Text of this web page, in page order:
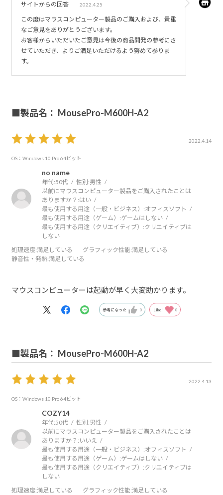
サイトからの回答 2022.4.25
この度はマウスコンピューター製品のご購入および、貴重
なご意見をありがとうございます。
お客様からいただいたご意見は今後の商品開発の参考にさ
せていただき、よりご満足いただけるよう努めて参りま
す。
■製品名： MousePro-M600H-A2
2022.4.14
OS：Windows 10 Pro 64ビット
no name
年代:50代 性別:男性
以前にマウスコンピューター製品をご購入されたことは
ありますか？:はい
最も使用する用途（一般・ビジネス）:オフィスソフト
最も使用する用途（ゲーム）:ゲームはしない
最も使用する用途（クリエイティブ）:クリエイティブは
しない
処理速度:満足している グラフィック性能:満足している
静音性・発熱:満足している
マウスコンピューターは起動が早く大変助かります。
参考になった 0 Like! 0
■製品名： MousePro-M600H-A2
2022.4.13
OS：Windows 10 Pro 64ビット
COZY14
年代:50代 性別:男性
以前にマウスコンピューター製品をご購入されたことは
ありますか？: いいえ
最も使用する用途（一般・ビジネス）:オフィスソフト
最も使用する用途（ゲーム）:ゲームはしない
最も使用する用途（クリエイティブ）:クリエイティブは
しない
処理速度:満足している グラフィック性能:満足している